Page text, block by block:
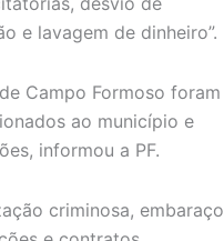
e lavagem de dinheiro”.
Campo Formoso foram
ao município e
informou a PF.
criminosa, embaraço